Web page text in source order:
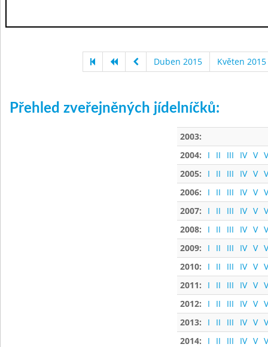
Duben 2015 Květen 2015
Přehled zveřejněných jídelníčků:
2003:
2004:
I II III IV V
2005:
I II III IV V
2006:
I II III IV V
2007:
I II III IV V
2008:
I II III IV V
2009:
I II III IV V
2010:
I II III IV V
2011:
I II III IV V
2012:
I II III IV V
2013:
I II III IV V
2014:
I II III IV V